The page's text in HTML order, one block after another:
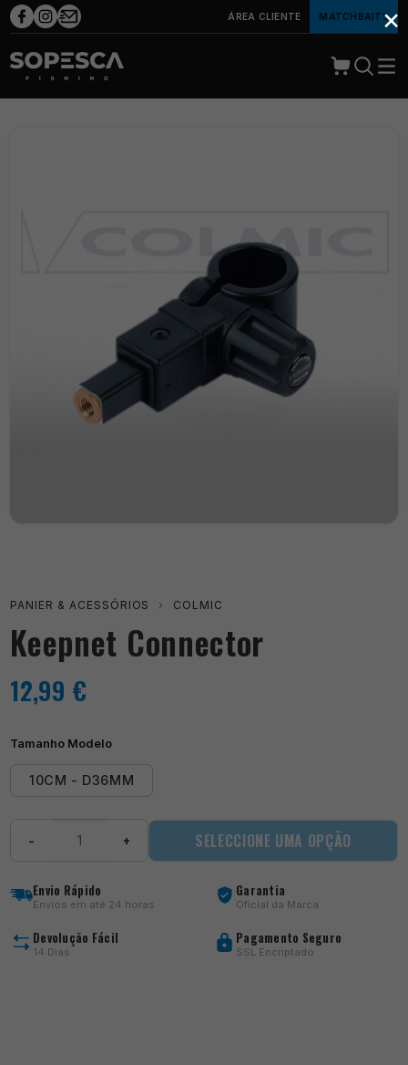
ÁREA CLIENTE MATCHBAITS
PANIER & ACESSÓRIOS › COLMIC
Keepnet Connector
12,99 €
Tamanho Modelo
10CM - D36MM
− + SELECCIONE UMA OPÇÃO
Envio Rápido
Envios em até 24 horas
Garantia
Oficial da Marca
Devolução Fácil
14 Dias
Pagamento Seguro
SSL Encriptado
×